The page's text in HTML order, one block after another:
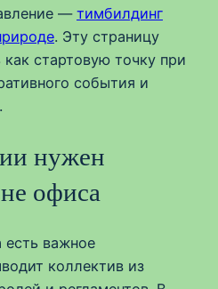
—тимбилдинг
. Эту страницу
стартовую точку при
события и
нужен
офиса
есть важное
коллектив из